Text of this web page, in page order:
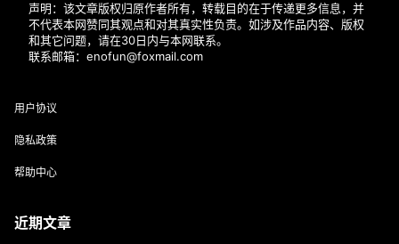
声明：该文章版权归原作者所有，转载目的在于传递更多信息，并
不代表本网赞同其观点和对其真实性负责。如涉及作品内容、版权
和其它问题，请在30日内与本网联系。
联系邮箱：enofun@foxmail.com
用户协议
隐私政策
帮助中心
近期文章